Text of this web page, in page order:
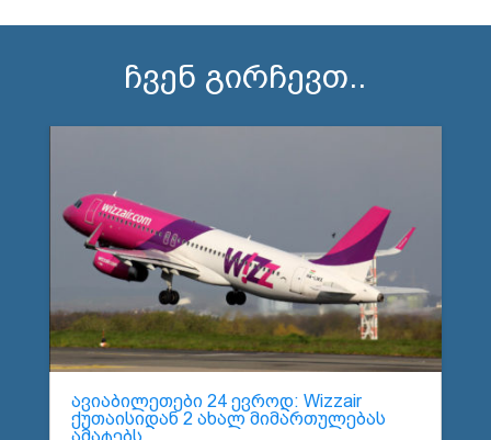
ჩვენ გირჩევთ..
ავიაბილეთები 24 ევროდ: Wizzair
ქუთაისიდან 2 ახალ მიმართულებას